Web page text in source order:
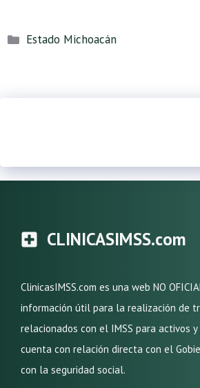
Categorías
Estado Michoacán
CLINICASIMSS.com
ClinicasIMSS.com es una web NO
información útil para la realización de
relacionados con el IMSS para activos y
cuenta con relación directa con el
con la seguridad social.